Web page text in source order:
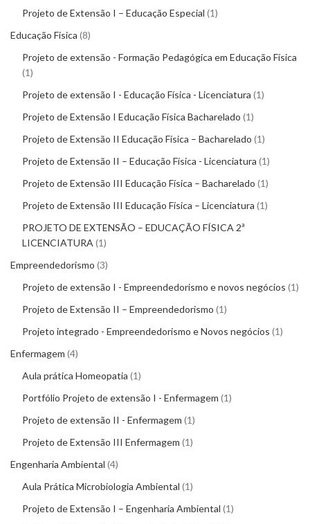
Projeto de Extensão I – Educação Especial 1
Educação Física 8
Projeto de extensão - Formação Pedagógica em Educação Física
1
Projeto de extensão I - Educação Física - Licenciatura 1
Projeto de Extensão I Educação Física Bacharelado 1
Projeto de Extensão II Educação Física – Bacharelado 1
Projeto de Extensão II – Educação Física - Licenciatura 1
Projeto de Extensão III Educação Física – Bacharelado 1
Projeto de Extensão III Educação Física – Licenciatura 1
PROJETO DE EXTENSÃO – EDUCAÇÃO FÍSICA 2ª
LICENCIATURA 1
Empreendedorismo 3
Projeto de extensão I - Empreendedorismo e novos negócios 1
Projeto de Extensão II – Empreendedorismo 1
Projeto integrado - Empreendedorismo e Novos negócios 1
Enfermagem 4
Aula prática Homeopatia 1
Portfólio Projeto de extensão I - Enfermagem 1
Projeto de extensão II - Enfermagem 1
Projeto de Extensão III Enfermagem 1
Engenharia Ambiental 4
Aula Prática Microbiologia Ambiental 1
Projeto de Extensão I – Engenharia Ambiental 1